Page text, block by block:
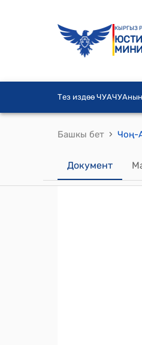
КЫРГЫЗ
Тез издөө ЧУАЧУАнын
Башкы бет ›
Документ